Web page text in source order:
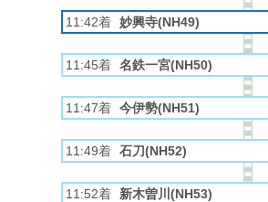
11:42着 妙興寺(NH49)
11:45着 名鉄一宮(NH50)
11:47着 今伊勢(NH51)
11:49着 石刀(NH52)
11:52着 新木曽川(NH53)